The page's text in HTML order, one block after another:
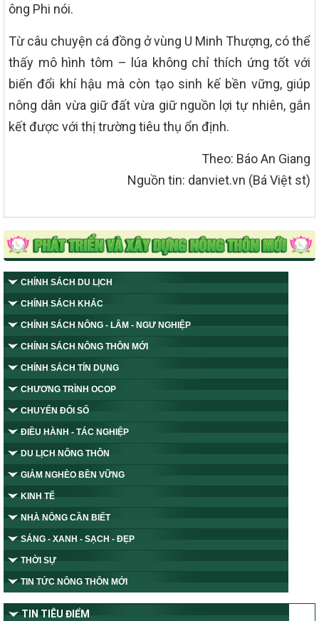
ông Phi nói.
Từ câu chuyện cá đồng ở vùng U Minh Thượng, có thể
thấy mô hình tôm – lúa không chỉ thích ứng tốt với
biến đổi khí hậu mà còn tạo sinh kế bền vững, giúp
nông dân vừa giữ đất vừa giữ nguồn lợi tự nhiên, gắn
kết được với thị trường tiêu thụ ổn định.
Theo: Báo An Giang
Nguồn tin: danviet.vn (Bá Việt st)
CHÍNH SÁCH DU LỊCH
CHÍNH SÁCH KHÁC
CHÍNH SÁCH NÔNG - LÂM - NGƯ NGHIỆP
CHÍNH SÁCH NÔNG THÔN MỚI
CHÍNH SÁCH TÍN DỤNG
CHƯƠNG TRÌNH OCOP
CHUYỂN ĐỔI SỐ
ĐIỀU HÀNH - TÁC NGHIỆP
DU LỊCH NÔNG THÔN
GIẢM NGHÈO BỀN VỮNG
KINH TẾ
NHÀ NÔNG CẦN BIẾT
SÁNG - XANH - SẠCH - ĐẸP
THỜI SỰ
TIN TỨC NÔNG THÔN MỚI
TIN TIÊU ĐIỂM